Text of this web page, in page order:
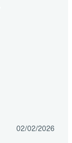
02/02/2026